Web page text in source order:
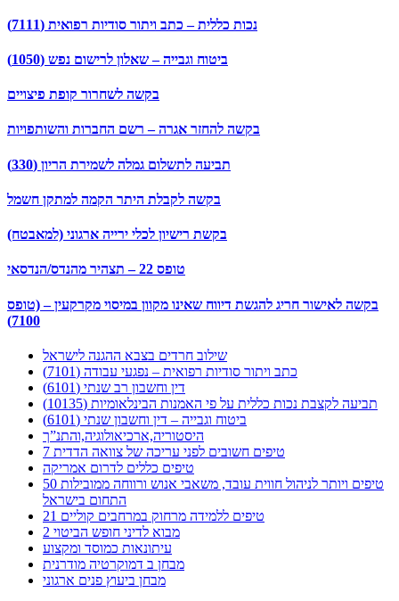
נכות כללית – כתב ויתור סודיות רפואית (7111)
ביטוח וגבייה – שאלון לרישום נפש (1050)
בקשה לשחרור קופת פיצויים
בקשה להחזר אגרה – רשם החברות והשותפויות
תביעה לתשלום גמלה לשמירת הריון (330)
בקשה לקבלת היתר הקמה למתקן חשמל
בקשת רישיון לכלי ירייה ארגוני (למאבטח)
טופס 22 – תצהיר מהנדס/הנדסאי
בקשה לאישור חריג להגשת דיווח שאינו מקוון במיסוי מקרקעין – (טופס
7100)
שילוב חרדים בצבא ההגנה לישראל
כתב ויתור סודיות רפואית – נפגעי עבודה (7101)
דין וחשבון רב שנתי (6101)
תביעה לקצבת נכות כללית על פי האמנות הבינלאומיות (10135)
ביטוח וגבייה – דין וחשבון שנתי (6101)
היסטוריה,ארכיאולוגיה,והתנ”ך
7 טיפים חשובים לפני עריכה של צוואה הדדית
טיפים כללים לדרום אמריקה
50 טיפים ויותר לניהול חווית עובד, משאבי אנוש ורווחה ממובילות
התחום בישראל
21 טיפים ללמידה מרחוק במרחבים קוליים
מבוא לדיני חופש הביטוי 2
עיתונאות כמוסד ומקצוע
מבחן ב דמוקרטיה מודרנית
מבחן ביעוץ פנים ארגוני